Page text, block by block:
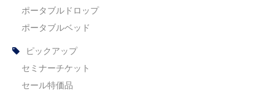
ポータブルドロップ
ポータブルベッド
ピックアップ
セミナーチケット
セール特価品